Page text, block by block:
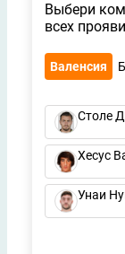
Выбери
всех
Валенсия
Столе
Хесус
Унаи